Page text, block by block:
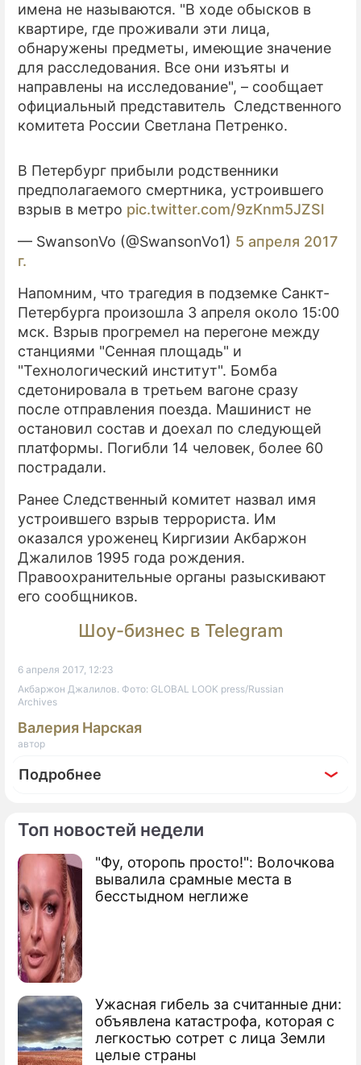
Топ новостей недели
"Фу, оторопь просто!": Волочкова
вывалила срамные места в
бесстыдном неглиже
Ужасная гибель за считанные дни:
объявлена катастрофа, которая с
легкостью сотрет с лица Земли
целые страны
имена не называются. "В ходе обысков в
квартире, где проживали эти лица,
обнаружены предметы, имеющие значение
для расследования. Все они изъяты и
направлены на исследование", – сообщает
официальный представитель Следственного
комитета России Светлана Петренко.
В Петербург прибыли родственники
предполагаемого смертника, устроившего
взрыв в метро pic.twitter.com/9zKnm5JZSl
— SwansonVo (@SwansonVo1) 5 апреля 2017
г.
Напомним, что трагедия в подземке Санкт-
Петербурга произошла 3 апреля около 15:00
мск. Взрыв прогремел на перегоне между
станциями "Сенная площадь" и
"Технологический институт". Бомба
сдетонировала в третьем вагоне сразу
после отправления поезда. Машинист не
остановил состав и доехал по следующей
платформы. Погибли 14 человек, более 60
пострадали.
Ранее Следственный комитет назвал имя
устроившего взрыв террориста. Им
оказался уроженец Киргизии Акбаржон
Джалилов 1995 года рождения.
Правоохранительные органы разыскивают
его сообщников.
Шоу-бизнес в Telegram
6 апреля 2017, 12:23
Акбаржон Джалилов. Фото: GLOBAL LOOK press/Russian
Archives
Валерия Нарская
автор
Подробнее
По теме
Продолжение: По делу о